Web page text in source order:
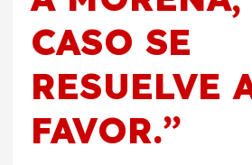
CASO SE
RESUELVE
FAVOR.”